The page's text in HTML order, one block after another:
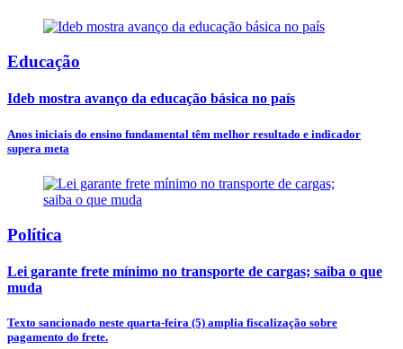
Educação
Ideb mostra avanço da educação básica no país
Anos iniciais do ensino fundamental têm melhor resultado e indicador
supera meta
Política
Lei garante frete mínimo no transporte de cargas; saiba o que
muda
Texto sancionado neste quarta-feira (5) amplia fiscalização sobre
pagamento do frete.